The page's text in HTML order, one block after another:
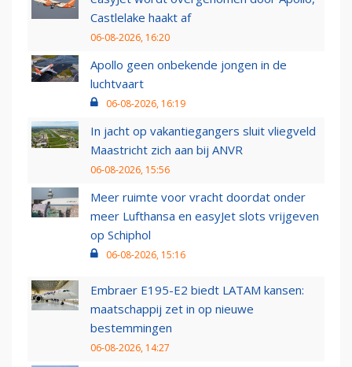
Castlelake haakt af
06-08-2026, 16:20
Apollo geen onbekende jongen in de
luchtvaart
06-08-2026, 16:19
In jacht op vakantiegangers sluit vliegveld
Maastricht zich aan bij ANVR
06-08-2026, 15:56
Meer ruimte voor vracht doordat onder
meer Lufthansa en easyJet slots vrijgeven
op Schiphol
06-08-2026, 15:16
Embraer E195-E2 biedt LATAM kansen:
maatschappij zet in op nieuwe
bestemmingen
06-08-2026, 14:27